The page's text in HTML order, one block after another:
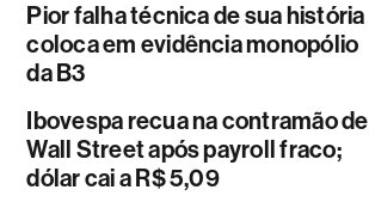
Pior falha técnica de sua história
coloca em evidência monopólio
da B3
Ibovespa recua na contramão de
Wall Street após payroll fraco;
dólar cai a R$ 5,09